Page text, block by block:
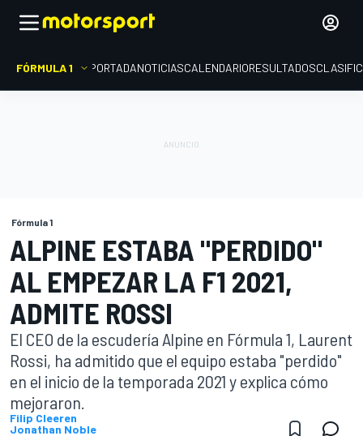
FÓRMULA 1 PORTADANOTICIASCALENDARIORESULTADOS
Fórmula 1
ALPINE ESTABA "PERDIDO"
AL EMPEZAR LA F1 2021,
ADMITE ROSSI
El CEO de la escudería Alpine en Fórmula 1, Laurent
Rossi, ha admitido que el equipo estaba "perdido"
en el inicio de la temporada 2021 y explica cómo
mejoraron.
Filip Cleeren
Jonathan Noble